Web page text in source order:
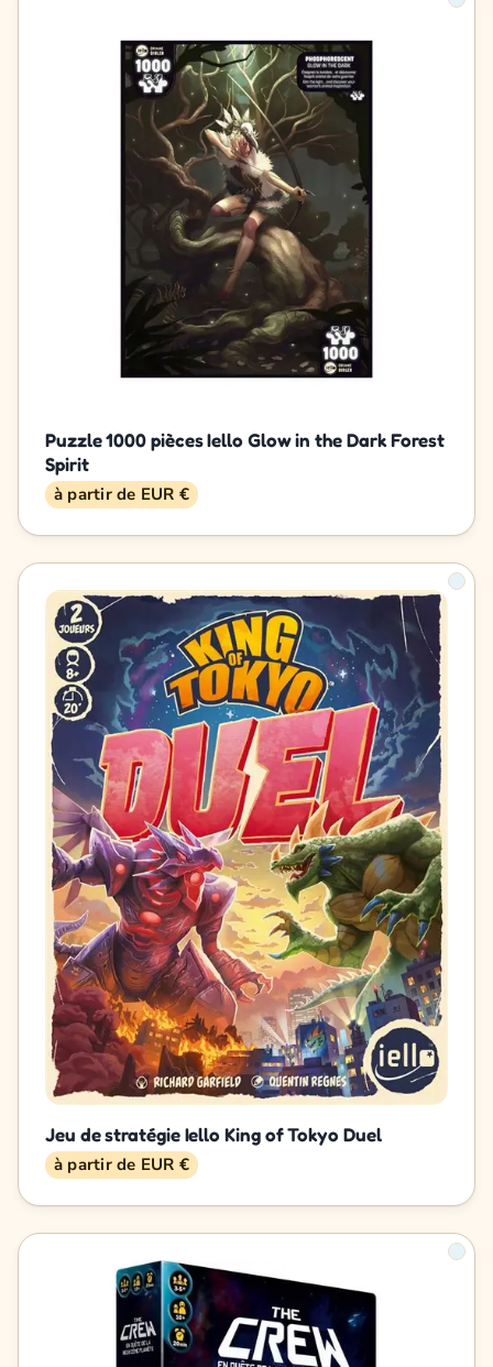
Puzzle 1000 pièces Iello Glow in the Dark Forest
Spirit
à partir de EUR €
Jeu de stratégie Iello King of Tokyo Duel
à partir de EUR €